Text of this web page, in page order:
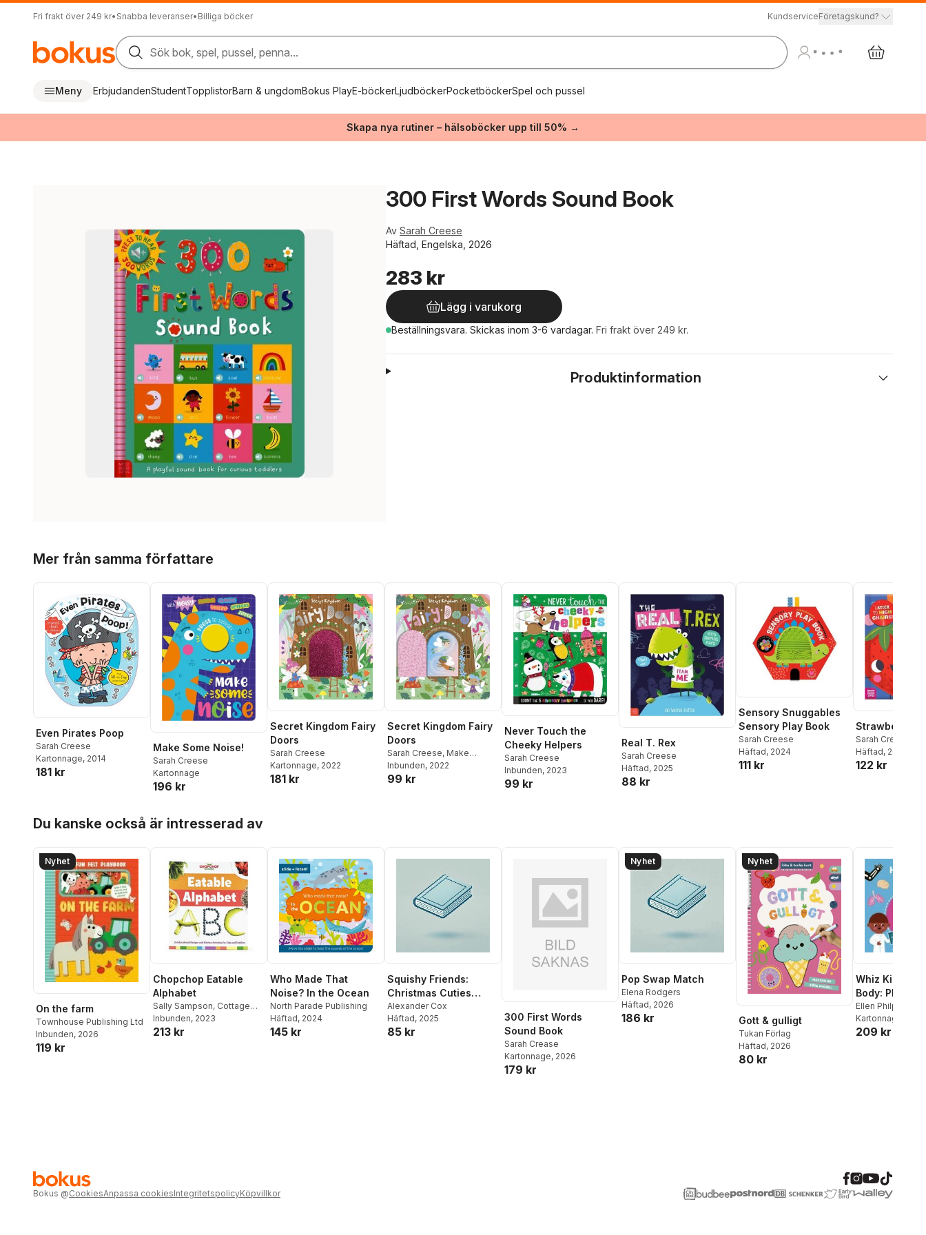
Fri frakt över 249 kr• Snabba leveranser• Billiga böcker KundserviceFöretagskund?
Sök bok, spel, pussel, penna...
Meny ErbjudandenStudentTopplistorBarn & ungdomBokus PlayE-böckerLjudböckerPocketböckerSpel och pussel
Skapa nya rutiner – hälsoböcker upp till 50% →
300 First Words Sound Book
Av Sarah Creese
Häftad, Engelska, 2026
283 kr
Lägg i varukorg
Beställningsvara. Skickas inom 3-6 vardagar. Fri frakt över 249 kr.
Produktinformation
Mer från samma författare
Even Pirates Poop
Sarah Creese
Kartonnage, 2014
181 kr
Make Some Noise!
Sarah Creese
Kartonnage
196 kr
Secret Kingdom Fairy
Doors
Sarah Creese
Kartonnage, 2022
181 kr
Secret Kingdom Fairy
Doors
Sarah Creese, Make
Believe Ideas
Inbunden, 2022
99 kr
Never Touch the
Cheeky Helpers
Sarah Creese
Inbunden, 2023
99 kr
Real T. Rex
Sarah Creese
Häftad, 2025
88 kr
Sensory Snuggables
Sensory Play Book
Sarah Creese
Häftad, 2024
111 kr
Strawberry's
Sarah Creese
Häftad, 2025
122 kr
Du kanske också är intresserad av
Nyhet
On the farm
Townhouse Publishing Ltd
Inbunden, 2026
119 kr
Chopchop Eatable
Alphabet
Sally Sampson, Cottage
Door Press
Inbunden, 2023
213 kr
Who Made That
Noise? In the Ocean
North Parade Publishing
Häftad, 2024
145 kr
Squishy Friends:
Christmas Cuties
Activity Book
Alexander Cox
Häftad, 2025
85 kr
300 First Words
Sound Book
Sarah Crease
Kartonnage, 2026
179 kr
Nyhet
Pop Swap Match
Elena Rodgers
Häftad, 2026
186 kr
Nyhet
Gott & gulligt
Tukan Förlag
Häftad, 2026
80 kr
Whiz Kids:
Body: Play-
Concepts for
Learners
Ellen Philpott
Kartonnage
209 kr
Bokus @CookiesAnpassa cookiesIntegritetspolicyKöpvillkor